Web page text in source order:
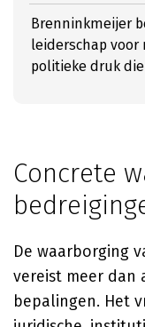
Brenninkmeijer
leiderschap voor
politieke druk
Concrete
De waarborging
vereist meer
bepalingen. Het